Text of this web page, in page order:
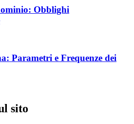
Obblighi
Parametri e Frequenze dei
sito